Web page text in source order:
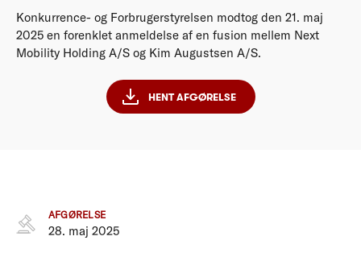
Konkurrence- og Forbrugerstyrelsen modtog den 21. maj
2025 en forenklet anmeldelse af en fusion mellem Next
Mobility Holding A/S og Kim Augustsen A/S.
HENT AFGØRELSE
AFGØRELSE
28. maj 2025